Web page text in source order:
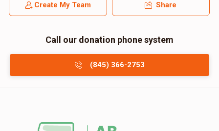
Create My Team Share
Call our donation phone system
(845) 366-2753